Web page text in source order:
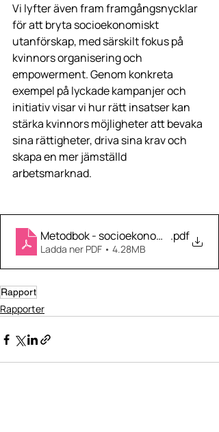
Vi lyfter även fram framgångsnycklar
för att bryta socioekonomiskt
utanförskap, med särskilt fokus på
kvinnors organisering och
empowerment. Genom konkreta
exempel på lyckade kampanjer och
initiativ visar vi hur rätt insatser kan
stärka kvinnors möjligheter att bevaka
sina rättigheter, driva sina krav och
skapa en mer jämställd
arbetsmarknad.
Metodbok - socioekonomi_1.pdf
Ladda ner PDF • 4.28MB
Rapport
Rapporter